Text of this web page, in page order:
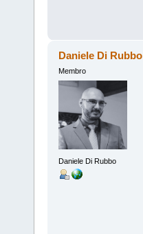
Daniele Di Rubbo
Membro
Daniele Di Rubbo